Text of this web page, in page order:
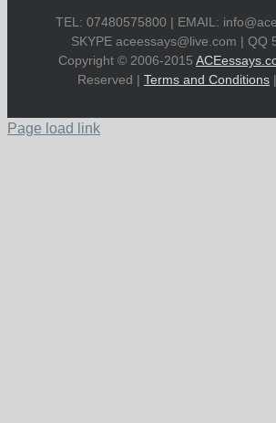
TEL: 07480575800 | EMAIL:
SKYPE aceessays@live.com | QQ
Copyright © 2006-2015
Reserved | Terms and Conditions |
Page load link